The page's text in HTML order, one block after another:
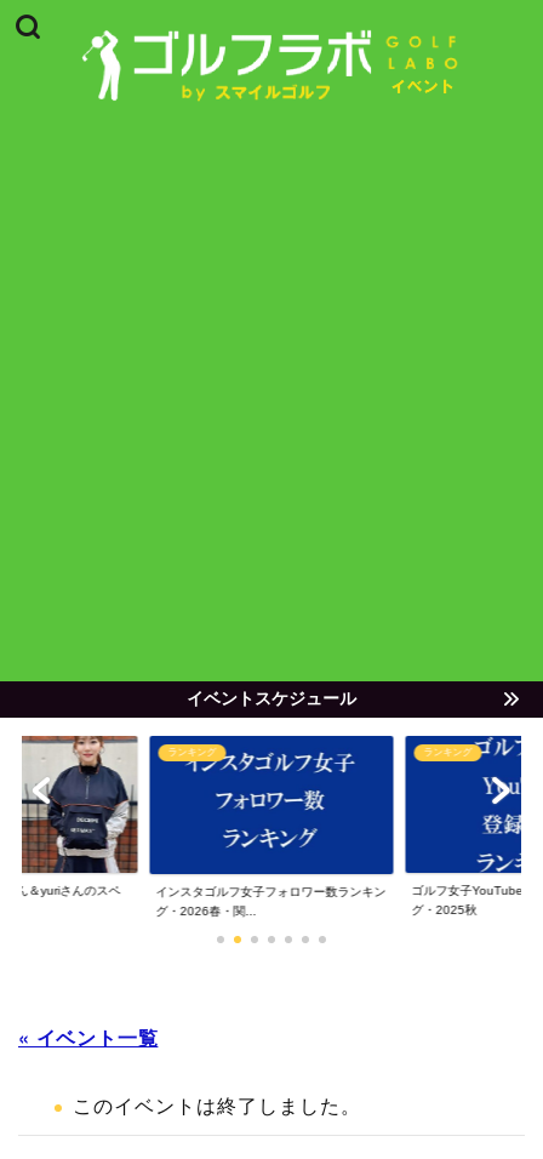
イベントスケジュール
ん＆yuriさんのスペ
ランキング
インスタゴルフ女子フォロワー数ランキン
グ・2026春・関...
ランキング
ゴルフ女子YouTube登
グ・2025秋
« イベント一覧
このイベントは終了しました。